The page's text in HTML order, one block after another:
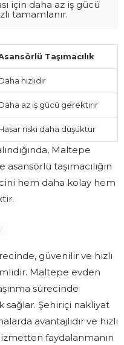
için daha az iş gücü
tamamlanır.
Taşımacılık
hızlıdır
az iş gücü gerektirir
riski daha düşüktür
Maltepe
taşımacılığın
hem daha kolay hem
güvenilir ve hızlı
Maltepe evden
sürecinde
Şehiriçi nakliyat
avantajlıdır ve hızlı
faydalanmanın